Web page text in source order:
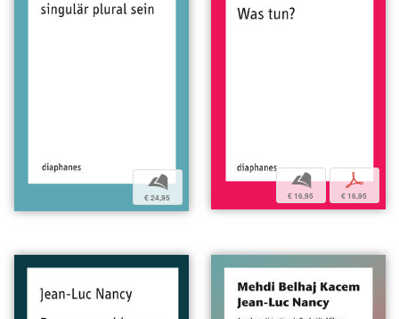
b
€ 24,95
b
€ 16,95
p
€ 16,95